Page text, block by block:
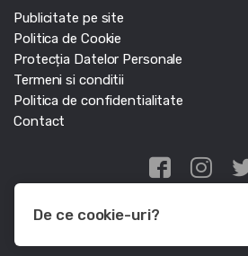
Publicitate pe site
Politica de Cookie
Protecția Datelor Personale
Termeni si conditii
Politica de confidentialitate
Contact
Edris Digital Agency
De ce cookie-uri?